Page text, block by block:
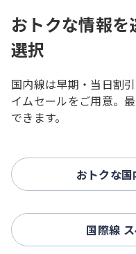
おトクな情報
選択
国内線は早期・当日割
イムセールをご用意。
できます。
おトクな国
国際線